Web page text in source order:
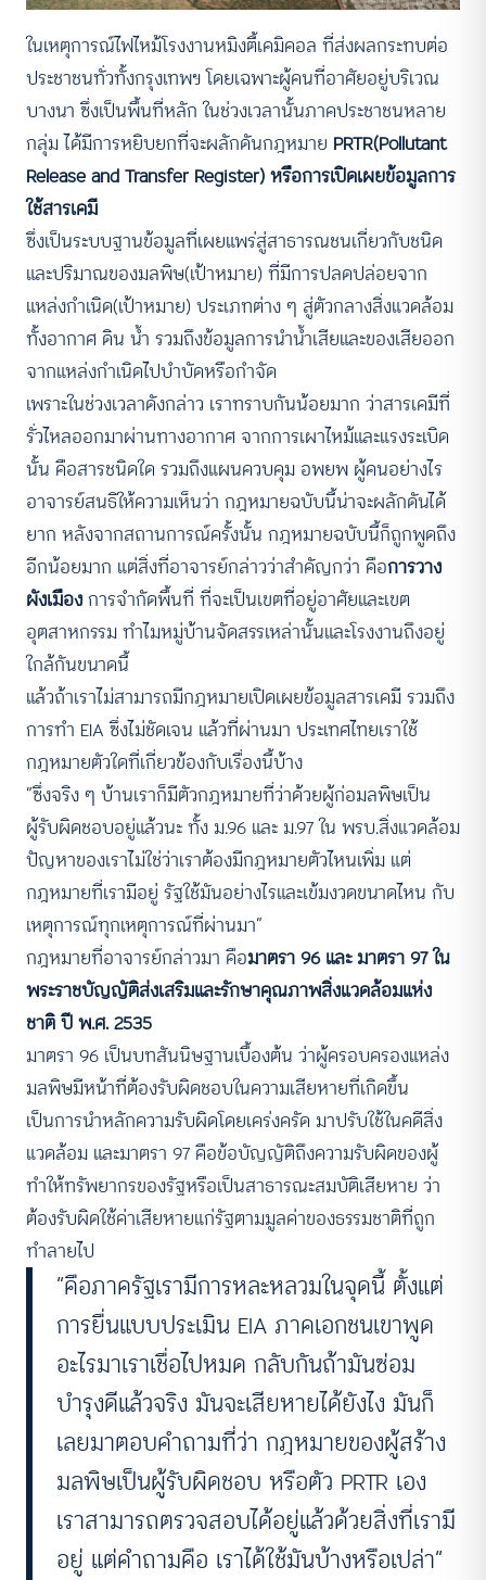
ในเหตุการณ์ไฟไหม้โรงงานหมิงตี้เคมิคอล ที่ส่งผลกระทบต่อ
ประชาชนทั่วทั้งกรุงเทพฯ โดยเฉพาะผู้คนที่อาศัยอยู่บริเวณ
บางนา ซึ่งเป็นพื้นที่หลัก ในช่วงเวลานั้นภาคประชาชนหลาย
กลุ่ม ได้มีการหยิบยกที่จะผลักดันกฎหมาย PRTR(Pollutant
Release and Transfer Register) หรือการเปิดเผยข้อมูลการ
ใช้สารเคมี
ซึ่งเป็นระบบฐานข้อมูลที่เผยแพร่สู่สาธารณชนเกี่ยวกับชนิด
และปริมาณของมลพิษ(เป้าหมาย) ที่มีการปลดปล่อยจาก
แหล่งกำเนิด(เป้าหมาย) ประเภทต่าง ๆ สู่ตัวกลางสิ่งแวดล้อม
ทั้งอากาศ ดิน น้ำ รวมถึงข้อมูลการนำน้ำเสียและของเสียออก
จากแหล่งกำเนิดไปบำบัดหรือกำจัด
เพราะในช่วงเวลาดังกล่าว เราทราบกันน้อยมาก ว่าสารเคมีที่
รั่วไหลออกมาผ่านทางอากาศ จากการเผาไหม้และแรงระเบิด
นั้น คือสารชนิดใด รวมถึงแผนควบคุม อพยพ ผู้คนอย่างไร
อาจารย์สนธิให้ความเห็นว่า กฎหมายฉบับนี้น่าจะผลักดันได้
ยาก หลังจากสถานการณ์ครั้งนั้น กฎหมายฉบับนี้ก็ถูกพูดถึง
อีกน้อยมาก แต่สิ่งที่อาจารย์กล่าวว่าสำคัญกว่า คือการวาง
ผังเมืองการจำกัดพื้นที่ ที่จะเป็นเขตที่อยู่อาศัยและเขต
อุตสาหกรรม ทำไมหมู่บ้านจัดสรรเหล่านั้นและโรงงานถึงอยู่
ใกล้กันขนาดนี้
แล้วถ้าเราไม่สามารถมีกฎหมายเปิดเผยข้อมูลสารเคมี รวมถึง
การทำ EIA ซึ่งไม่ชัดเจน แล้วที่ผ่านมา ประเทศไทยเราใช้
กฎหมายตัวใดที่เกี่ยวข้องกับเรื่องนี้บ้าง
“ซึ่งจริง ๆ บ้านเราก็มีตัวกฎหมายที่ว่าด้วยผู้ก่อมลพิษเป็น
ผู้รับผิดชอบอยู่แล้วนะ ทั้ง ม.96 และ ม.97 ใน พรบ.สิ่งแวดล้อม
ปัญหาของเราไม่ใช่ว่าเราต้องมีกฎหมายตัวไหนเพิ่ม แต่
กฎหมายที่เรามีอยู่ รัฐใช้มันอย่างไรและเข้มงวดขนาดไหน กับ
เหตุการณ์ทุกเหตุการณ์ที่ผ่านมา”
กฎหมายที่อาจารย์กล่าวมา คือมาตรา 96 และ มาตรา 97 ใน
พระราชบัญญัติส่งเสริมและรักษาคุณภาพสิ่งแวดล้อมแห่ง
ชาติ ปี พ.ศ. 2535
มาตรา 96 เป็นบทสันนิษฐานเบื้องต้น ว่าผู้ครอบครองแหล่ง
มลพิษมีหน้าที่ต้องรับผิดชอบในความเสียหายที่เกิดขึ้น
เป็นการนำหลักความรับผิดโดยเคร่งครัด มาปรับใช้ในคดีสิ่ง
แวดล้อม และมาตรา 97 คือข้อบัญญัติถึงความรับผิดของผู้
ทำให้ทรัพยากรของรัฐหรือเป็นสาธารณะสมบัติเสียหาย ว่า
ต้องรับผิดใช้ค่าเสียหายแก่รัฐตามมูลค่าของธรรมชาติที่ถูก
ทำลายไป
“คือภาครัฐเรามีการหละหลวมในจุดนี้ ตั้งแต่
การยื่นแบบประเมิน EIA ภาคเอกชนเขาพูด
อะไรมาเราเชื่อไปหมด กลับกันถ้ามันซ่อม
บำรุงดีแล้วจริง มันจะเสียหายได้ยังไง มันก็
เลยมาตอบคำถามที่ว่า กฎหมายของผู้สร้าง
มลพิษเป็นผู้รับผิดชอบ หรือตัว PRTR เอง
เราสามารถตรวจสอบได้อยู่แล้วด้วยสิ่งที่เรามี
อยู่ แต่คำถามคือ เราได้ใช้มันบ้างหรือเปล่า”